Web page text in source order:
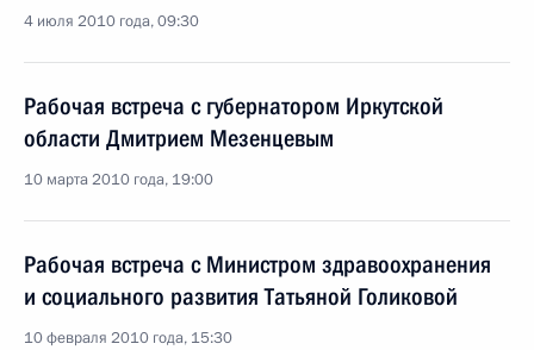
4 июля 2010 года, 09:30
Рабочая встреча с губернатором Иркутской
области Дмитрием Мезенцевым
10 марта 2010 года, 19:00
Рабочая встреча с Министром здравоохранения
и социального развития Татьяной Голиковой
10 февраля 2010 года, 15:30